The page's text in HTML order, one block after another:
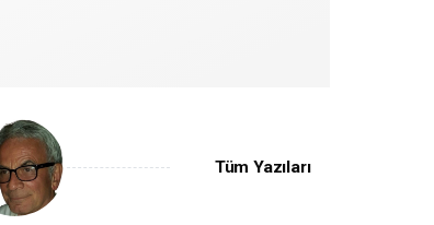
Tüm Yazıları